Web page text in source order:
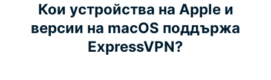
Кои устройства на Apple и
версии на macOS поддържа
ExpressVPN?